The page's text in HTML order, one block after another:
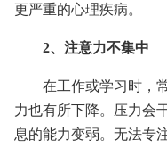
更严重的心理疾病。
2、注意力不集中
在工作或学习时，
力也有所下降。压力会
息的能力变弱。无法专